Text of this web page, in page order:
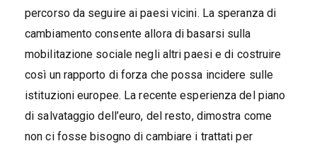
percorso da seguire ai paesi vicini. La speranza di
cambiamento consente allora di basarsi sulla
mobilitazione sociale negli altri paesi e di costruire
così un rapporto di forza che possa incidere sulle
istituzioni europee. La recente esperienza del piano
di salvataggio dell’euro, del resto, dimostra come
non ci fosse bisogno di cambiare i trattati per